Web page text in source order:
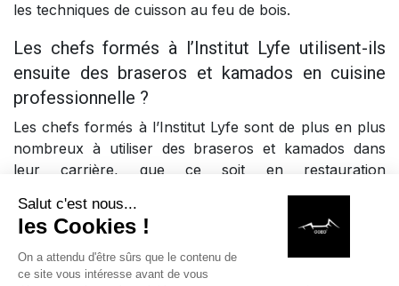
les techniques de cuisson au feu de bois.
Les chefs formés à l’Institut Lyfe utilisent-ils
ensuite des braseros et kamados en cuisine
professionnelle ?
Les chefs formés à l’Institut Lyfe sont de plus en plus
nombreux à utiliser des braseros et kamados dans
leur carrière, que ce soit en restauration
gastronomique, en événementiel ou en cuisine
extérieure, car ces équipements leur permettent de
proposer une cuisine différenciante et en phase avec
les tendances actuelles.